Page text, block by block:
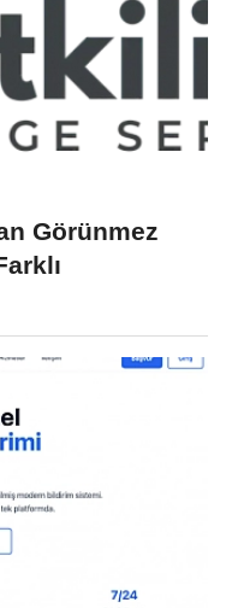
Görünmez